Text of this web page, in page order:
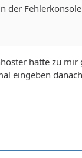
der
hatte zu
eingeben